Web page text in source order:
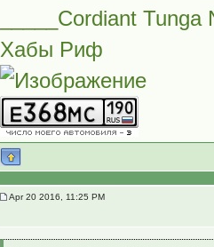
_____Cordiant
Хабы Риф
Apr 20 2016, 11:25 PM